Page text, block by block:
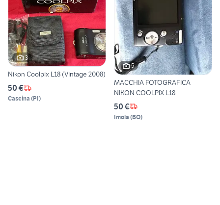
3
Nikon Coolpix L18 (Vintage 2008)
50 €
Cascina (PI)
5
MACCHIA FOTOGRAFICA
NIKON COOLPIX L18
50 €
Imola (BO)